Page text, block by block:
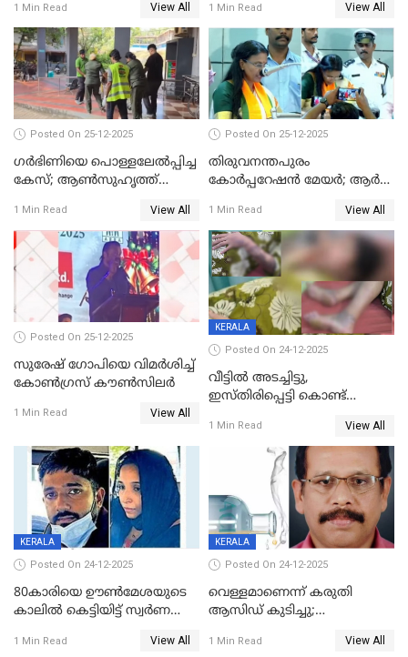
1 Min Read View All 1 Min Read View All
Posted On 25-12-2025
ഗര്‍ഭിണിയെ പൊള്ളലേല്‍പ്പിച്ച
കേസ്; ആണ്‍സുഹൃത്ത്
1 Min Read View All
Posted On 25-12-2025
തിരുവനന്തപുരം
കോര്‍പ്പറേഷന്‍ മേയർ; ആര്‍
1 Min Read View All
Posted On 25-12-2025
സുരേഷ് ഗോപിയെ വിമര്‍ശിച്ച്
കോണ്‍ഗ്രസ് കൗണ്‍സിലര്‍
1 Min Read View All
KERALA
Posted On 24-12-2025
വീട്ടിൽ അടച്ചിട്ടു,
ഇസ്തിരിപ്പെട്ടി കൊണ്ട്
ഗർഭിണിയായ യുവതിക്ക് ക്രൂര
1 Min Read View All
KERALA
Posted On 24-12-2025
80കാരിയെ ഊൺമേശയുടെ
കാലിൽ കെട്ടിയിട്ട് സ്വർണവും
കൊച്ചുമകനും സുഹൃത്തും
1 Min Read View All
KERALA
Posted On 24-12-2025
വെള്ളമാണെന്ന് കരുതി
ആസിഡ് കുടിച്ചു;
മരിച്ചു
1 Min Read View All